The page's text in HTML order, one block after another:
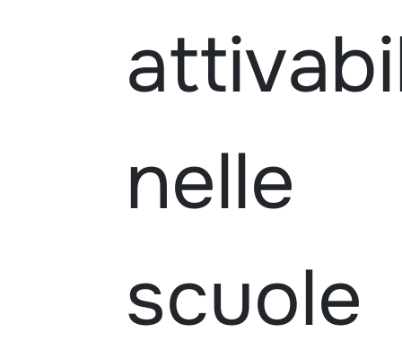
nelle
scuole